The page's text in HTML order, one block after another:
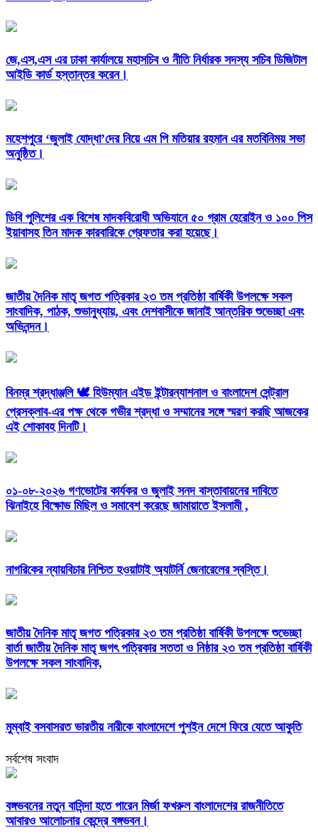
জে,এস,এস এর ঢাকা কার্যালয়ে মহাসচিব ও নীতি নির্ধারক সদস্য সচিব ডিজিটাল
আইডি কার্ড হস্তান্তর করেন।
মহেশপুরে ‘জুলাই যোদ্ধা’দের নিয়ে এম পি মতিয়ার রহমান এর মতবিনিময় সভা
অনুষ্ঠিত।
ডিবি পুলিশের এক বিশেষ মাদকবিরোধী অভিযানে ৫০ গ্রাম হেরোইন ও ১০০ পিস
ইয়াবাসহ তিন মাদক কারবারিকে গ্রেফতার করা হয়েছে।
জাতীয় দৈনিক মাতৃ জগত পত্রিকার ২৩ তম প্রতিষ্ঠা বার্ষিকী উপলক্ষে সকল
সাংবাদিক, পাঠক, শুভানুধ্যায়, এবং দেশবাসীকে জানাই আন্তরিক শুভেচ্ছা এবং
অভিনন্দন।
বিনম্র শ্রদ্ধাঞ্জলি 🕊️ হিউম্যান এইড ইন্টারন্যাশনাল ও বাংলাদেশ সেন্ট্রাল
প্রেসক্লাব-এর পক্ষ থেকে গভীর শ্রদ্ধা ও সম্মানের সঙ্গে স্মরণ করছি আজকের
এই শোকাবহ দিনটি।
০১-০৮-২০২৬ গণভোটের কার্যকর ও জুলাই সনদ বাস্তাবায়নের দাবিতে
ঝিনাইহে বিক্ষোভ মিছিল ও সমাবেশ করেছে জামায়াতে ইসলামী ,
নাগরিকের ন্যায়বিচার নিশ্চিত হওয়াটাই অ্যাটর্নি জেনারেলের স্বস্তি।
জাতীয় দৈনিক মাতৃ জগত পত্রিকার ২৩ তম প্রতিষ্ঠা বার্ষিকী উপলক্ষে শুভেচ্ছা
বার্তা জাতীয় দৈনিক মাতৃ জগৎ পত্রিকার সততা ও নিষ্ঠার ২৩ তম প্রতিষ্ঠা বার্ষিকী
উপলক্ষে সকল সাংবাদিক,
মুম্বাই বসবাসরত ভারতীয় নারীকে বাংলাদেশে পুশইন দেশে ফিরে যেতে আকুতি
সর্বশেষ সংবাদ
বঙ্গভবনের নতুন বাসিন্দা হতে পারেন মির্জা ফখরুল বাংলাদেশের রাজনীতিতে
আবারও আলোচনার কেন্দ্রে বঙ্গভবন।